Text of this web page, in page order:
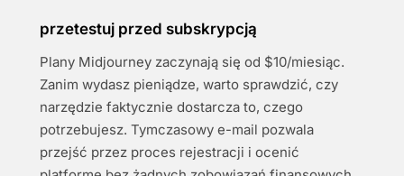
przetestuj przed subskrypcją
Plany Midjourney zaczynają się od $10/miesiąc.
Zanim wydasz pieniądze, warto sprawdzić, czy
narzędzie faktycznie dostarcza to, czego
potrzebujesz. Tymczasowy e-mail pozwala
przejść przez proces rejestracji i ocenić